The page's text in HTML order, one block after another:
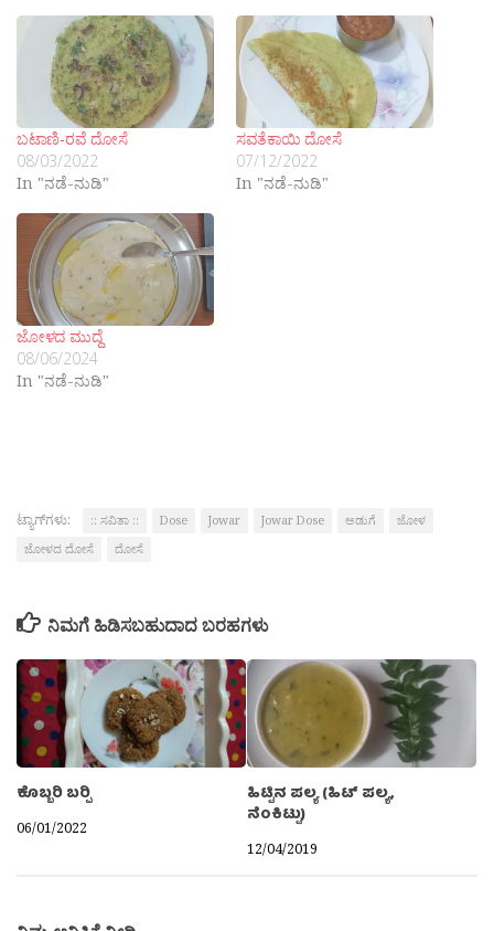
ಬಟಾಣಿ-ರವೆ ದೋಸೆ
08/03/2022
In "ನಡೆ-ನುಡಿ"
ಸವತೆಕಾಯಿ ದೋಸೆ
07/12/2022
In "ನಡೆ-ನುಡಿ"
ಜೋಳದ ಮುದ್ದೆ
08/06/2024
In "ನಡೆ-ನುಡಿ"
ಟ್ಯಾಗ್‌ಗಳು: :: ಸವಿತಾ :: Dose Jowar Jowar Dose ಅಡುಗೆ
ಜೋಳ
ಜೋಳದ ದೋಸೆ
ದೋಸೆ
ನಿಮಗೆ ಹಿಡಿಸಬಹುದಾದ ಬರಹಗಳು
ಕೊಬ್ಬರಿ ಬರ‍್ಪಿ
06/01/2022
ಹಿಟ್ಟಿನ ಪಲ್ಯ (ಹಿಟ್ ಪಲ್ಯ,
ನೆಂಕಿಟ್ಟು)
12/04/2019